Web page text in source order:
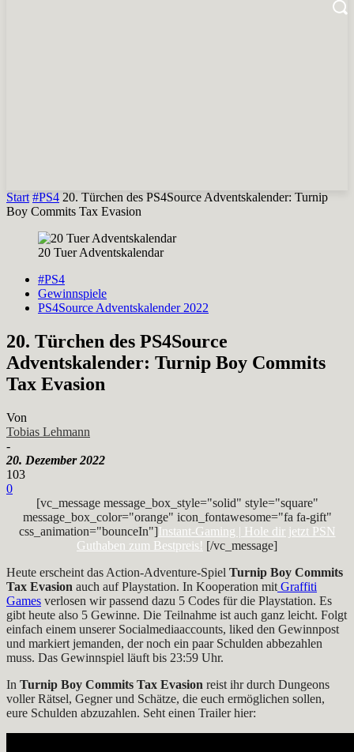
Start #PS4 20. Türchen des PS4Source Adventskalender: Turnip
Boy Commits Tax Evasion
20 Tuer Adventskalendar
#PS4
Gewinnspiele
PS4Source Adventskalender 2022
20. Türchen des PS4Source
Adventskalender: Turnip Boy Commits
Tax Evasion
Von
Tobias Lehmann
-
20. Dezember 2022
103
0
[vc_message message_box_style="solid" style="square"
message_box_color="orange" icon_fontawesome="fa fa-gift"
css_animation="bounceIn"]Instant-Gaming | Hole dir jetzt PSN
Guthaben zum Bestpreis! [/vc_message]
Heute erscheint das Action-Adventure-Spiel Turnip Boy Commits
Tax Evasion auch auf Playstation. In Kooperation mit Graffiti
Games verlosen wir passend dazu 5 Codes für die Playstation. Es
gibt heute also 5 Gewinne. Die Teilnahme ist auch ganz leicht. Folgt
einfach einem unserer Socialmediaaccounts, liked den Gewinnpost
und markiert jemanden, der noch ein paar Schulden abbezahlen
muss. Das Gewinnspiel läuft bis 23:59 Uhr.
In Turnip Boy Commits Tax Evasion reist ihr durch Dungeons
voller Rätsel, Gegner und Schätze, die euch ermöglichen sollen,
eure Schulden abzuzahlen. Seht einen Trailer hier: